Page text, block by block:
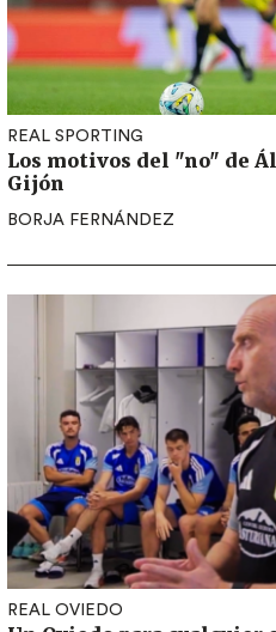
REAL SPORTING
Los motivos del "no" de
Gijón
BORJA FERNÁNDEZ
REAL OVIEDO